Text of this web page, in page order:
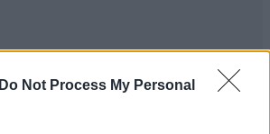
Do Not Process My Personal